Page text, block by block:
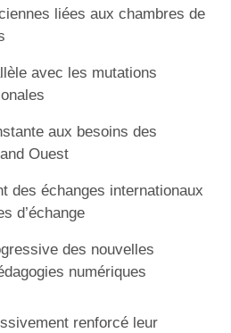
liées aux chambres de
avec les mutations
aux besoins des
Ouest
des échanges internationaux
d’échange
des nouvelles
numériques
renforcé leur